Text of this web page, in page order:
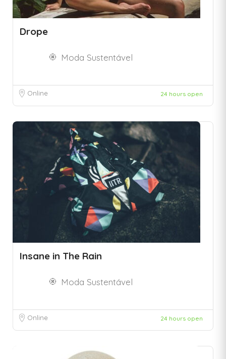
Drope
Moda Sustentável
Online 24 hours open
Insane in The Rain
Moda Sustentável
Online 24 hours open